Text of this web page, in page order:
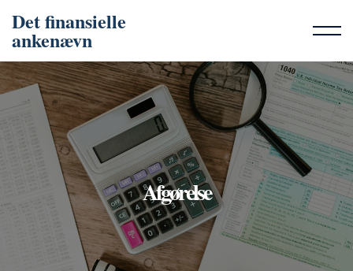
Det finansielle
ankenævn
Afgørelse